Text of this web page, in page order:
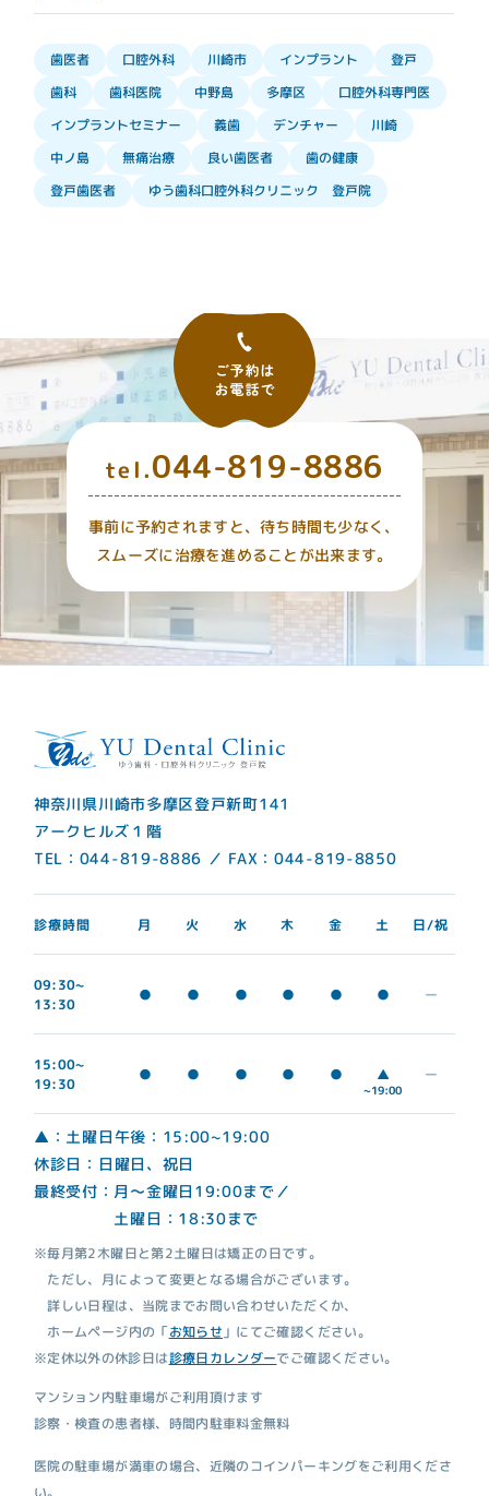
歯医者 口腔外科 川崎市 インプラント
登戸
歯科
歯科医院 中野島 多摩区 口腔外科専門医
インプラントセミナー 義歯 デンチャー 川崎
中ノ島 無痛治療 良い歯医者 歯の健康
登戸歯医者 ゆう歯科口腔外科クリニック 登戸院
tel.044-819-8886
事前に予約されますと、待ち時間も少なく、
スムーズに治療を進めることが出来ます。
神奈川県川崎市多摩区登戸新町141
アークヒルズ１階
TEL：044-819-8886 ／ FAX：044-819-8850
診療時間 月 火 水 木 金 土 日/祝
09:30~
13:30
● ● ● ● ● ● ー
15:00~
19:30
● ● ● ● ● ▲
~19:00
ー
▲：土曜日午後：15:00~19:00
休診日：日曜日、祝日
最終受付：月～金曜日19:00まで／
土曜日：18:30まで
※毎月第2木曜日と第2土曜日は矯正の日です。
ただし、月によって変更となる場合がございます。
詳しい日程は、当院までお問い合わせいただくか、
ホームページ内の「お知らせ 」にてご確認ください。
※定休以外の休診日は診療日カレンダーでご確認ください。
マンション内駐車場がご利用頂けます
診察・検査の患者様、時間内駐車料金無料
医院の駐車場が満車の場合、近隣のコインパーキングをご利用くださ
い。